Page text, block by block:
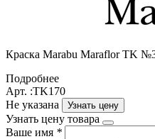
Краска Маrabu Maraflor TK
Подробнее
Арт. :TK170
Не указана
Узнать цену
Узнать цену товара
Ваше имя *